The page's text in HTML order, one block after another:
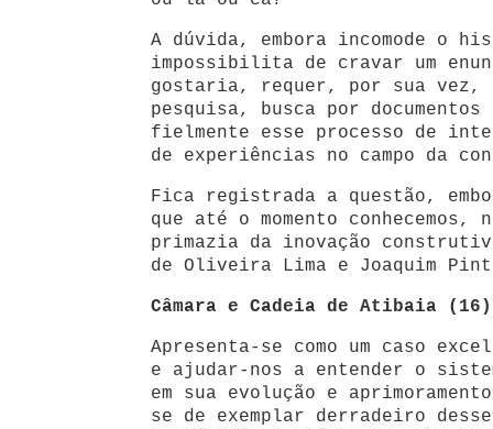
A dúvida, embora incomode o
impossibilita de cravar um
gostaria, requer, por sua vez,
pesquisa, busca por
fielmente esse processo de
de experiências no campo da
Fica registrada a questão,
que até o momento conhecemos,
primazia da inovação
de Oliveira Lima e Joaquim
Câmara e Cadeia de Atibaia (16)
Apresenta-se como um caso
e ajudar-nos a entender o
em sua evolução e
se de exemplar derradeiro